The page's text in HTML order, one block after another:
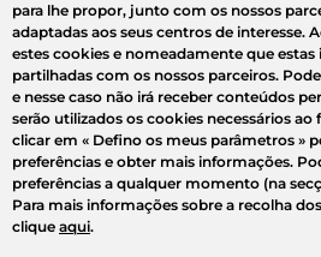
para lhe propor, junto com os nossos
adaptadas aos seus centros de interesse.
estes cookies e nomeadamente que
partilhadas com os nossos parceiros.
e nesse caso não irá receber conteúdos
serão utilizados os cookies necessários
clicar em « Defino os meus parâmetros »
preferências e obter mais informações.
preferências a qualquer momento (na
Para mais informações sobre a recolha
clique aqui.